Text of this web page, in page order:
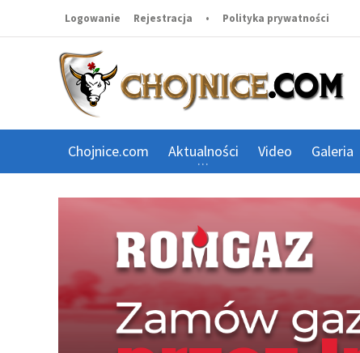
Logowanie Rejestracja • Polityka prywatności
Chojnice.com Aktualności Video Galeria